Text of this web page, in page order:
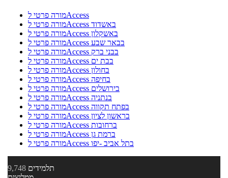
מורה פרטי לAccess
מורה פרטי לAccess באשדוד
מורה פרטי לAccess באשקלון
מורה פרטי לAccess בבאר שבע
מורה פרטי לAccess בבני ברק
מורה פרטי לAccess בבת ים
מורה פרטי לAccess בחולון
מורה פרטי לAccess בחיפה
מורה פרטי לAccess בירושלים
מורה פרטי לAccess בנתניה
מורה פרטי לAccess בפתח תקווה
מורה פרטי לAccess בראשון לציון
מורה פרטי לAccess ברחובות
מורה פרטי לAccess ברמת גן
מורה פרטי לAccess בתל אביב -יפו
9,748 תלמידים